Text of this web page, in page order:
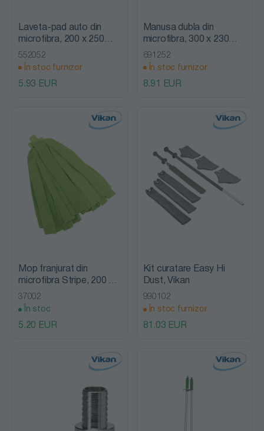
Laveta-pad auto din
microfibra, 200 x 250
mm, Vikan
552052
În stoc furnizor
5.93 EUR
Manusa dubla din
microfibra, 300 x 230
mm, Vikan
691252
În stoc furnizor
8.91 EUR
Mop franjurat din
microfibra Stripe, 200 g -
Vikan
37002
În stoc
5.20 EUR
Kit curatare Easy Hi
Dust, Vikan
990102
În stoc furnizor
81.03 EUR